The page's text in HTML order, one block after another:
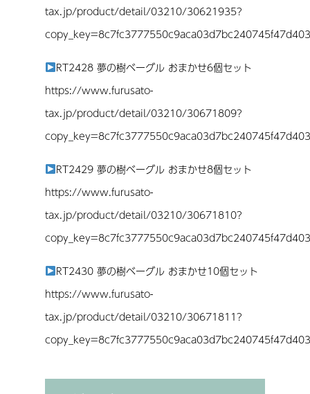
tax.jp/product/detail/03210/30621935?
RT2428 夢の樹ベーグル おまかせ6個セット
https://www.furusato-
tax.jp/product/detail/03210/30671809?
RT2429 夢の樹ベーグル おまかせ8個セット
https://www.furusato-
tax.jp/product/detail/03210/30671810?
RT2430 夢の樹ベーグル おまかせ10個セット
https://www.furusato-
tax.jp/product/detail/03210/30671811?